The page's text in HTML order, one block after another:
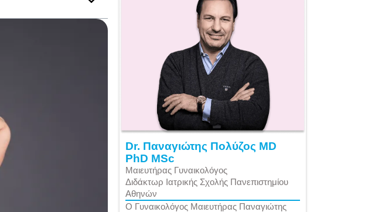
Dr. Παναγιώτης Πολύζος MD
PhD MSc
Μαιευτήρας Γυναικολόγος
Διδάκτωρ Ιατρικής Σχολής Πανεπιστημίου
Αθηνών
Ο Γυναικολόγος Μαιευτήρας Παναγιώτης